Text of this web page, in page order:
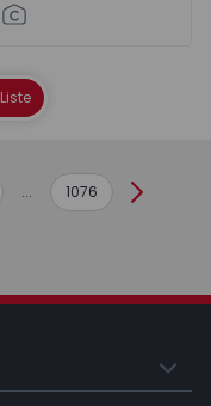
Liste
... 1076 Suivant